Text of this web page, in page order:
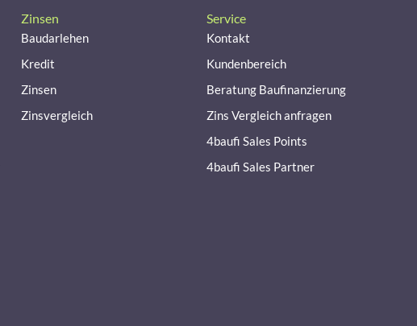
Zinsen
Baudarlehen
Kredit
Zinsen
Zinsvergleich
Service
Kontakt
Kundenbereich
Beratung Baufinanzierung
Zins Vergleich anfragen
4baufi Sales Points
4baufi Sales Partner